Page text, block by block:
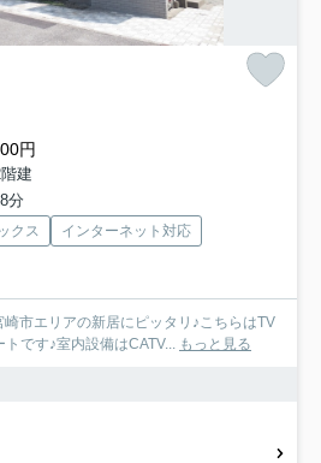
円
建
分
クス
インターネット対応
崎市エリアの新居にピッタリ♪こちらはTV
です♪室内設備はCATV... もっと見る